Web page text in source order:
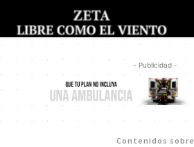
- Publicidad -
Contenidos sobre